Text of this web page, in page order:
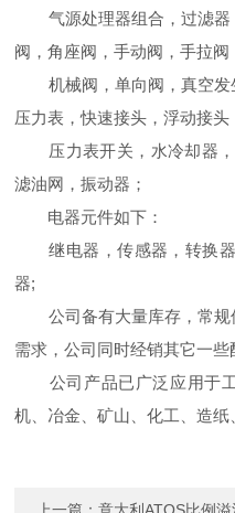
气源处理器组合，过滤器
阀，角座阀，手动阀，手拉阀
机械阀，单向阀，真空发
压力表，快速接头，浮动接头
压力表开关，水冷却器，
滤油网，振动器；
电器元件如下：
继电器，传感器，转换器
器;
公司备有大量库存，常规
需求，公司同时经销其它一些
公司产品已广泛应用于工
机、冶金、矿山、化工、造纸